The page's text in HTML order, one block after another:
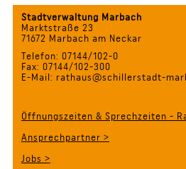
Stadtverwaltung Marbach
Marktstraße 23
71672 Marbach am Neckar
Telefon: 07144/102-0
Fax: 07144/102-300
E-Mail: rathaus@schillerstadt-
Öffnungszeiten & Sprechzeiten -
Ansprechpartner >
Jobs >